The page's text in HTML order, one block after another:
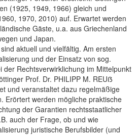
(1925, 1949, 1966) gleich und
1970, 2010) auf. Erwartet werden
Gäste, u.a. aus Griechenland
und Japan.
aktuell und vielfältig. Am ersten
und der Einsatz von sog.
der Rechtsverwirklichung im Mittelpunkt
Prof. Dr. PHILIPP M. REUẞ
und veranstaltet dazu regelmäßige
Erörtert werden mögliche praktische
der Garantien rechtsstaatlicher
auch der Frage, ob und wie
juristische Berufsbilder (und